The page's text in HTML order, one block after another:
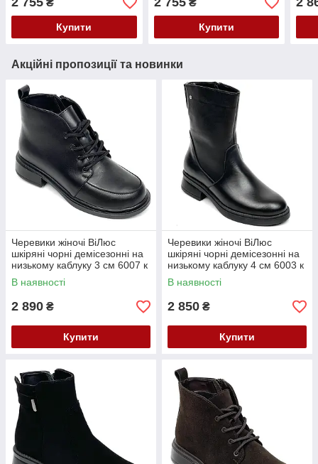
36
₴
Купити
₴
Купити
Акційні пропозиції та новинки
Черевики жіночі ВіЛюс
шкіряні чорні демісезонні на
низькому каблуку 3 см 6007 к
36 Чорні
В наявності
2 890 ₴
Купити
Черевики жіночі ВіЛюс
шкіряні чорні демісезонні на
низькому каблуку 4 см 6003 к
36 Чорні
В наявності
2 850 ₴
Купити